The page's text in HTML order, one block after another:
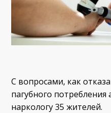
С вопросами, как
пагубного потребления
наркологу 35 жителей.